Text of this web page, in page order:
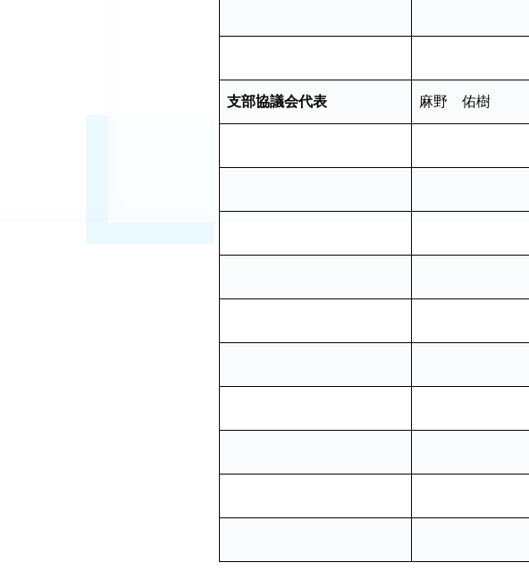
支部協議会代表 麻野 佑樹